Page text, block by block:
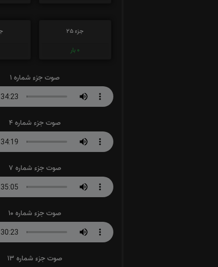
جزء 25
0 بار
صوت جزء شماره 1
صوت جزء شماره 4
صوت جزء شماره 7
صوت جزء شماره 10
صوت جزء شماره 13